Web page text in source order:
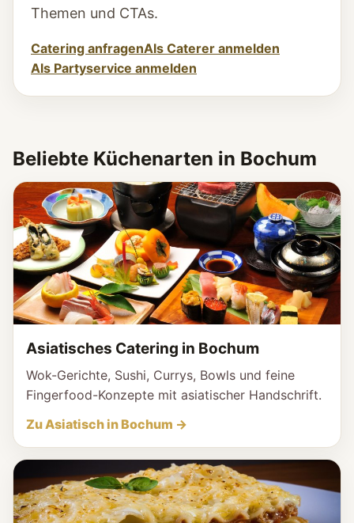
Themen und CTAs.
Catering anfragenAls Caterer anmelden
Als Partyservice anmelden
Beliebte Küchenarten in Bochum
Asiatisches Catering in Bochum
Wok-Gerichte, Sushi, Currys, Bowls und feine
Fingerfood-Konzepte mit asiatischer Handschrift.
Zu Asiatisch in Bochum →